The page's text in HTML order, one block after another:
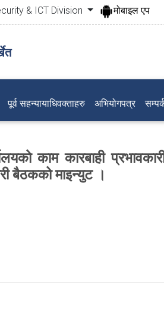
& ICT Division मोबाइल एप
पूर्व सहन्यायाधिवक्ताहरु अभियोगपत्र
काम कारबाही
बैठकको माइन्युट ।